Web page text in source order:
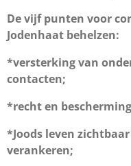
De vijf punten voor
Jodenhaat behelzen:
*versterking van
contacten;
*recht en
*Joods leven
verankeren;